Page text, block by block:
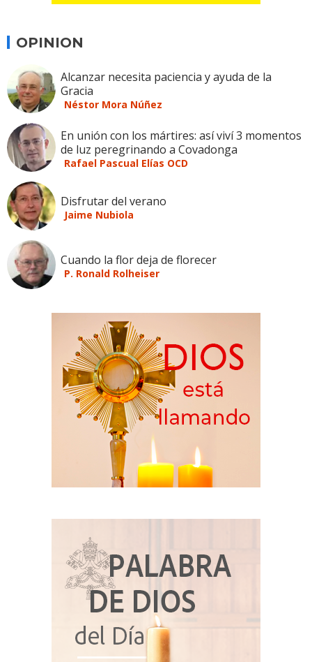
OPINION
Alcanzar necesita paciencia y ayuda de la
Gracia
Néstor Mora Núñez
En unión con los mártires: así viví 3 momentos
de luz peregrinando a Covadonga
Rafael Pascual Elías OCD
Disfrutar del verano
Jaime Nubiola
Cuando la flor deja de florecer
P. Ronald Rolheiser